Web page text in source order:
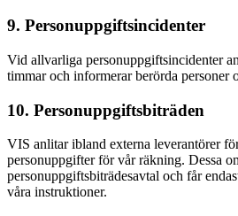
9. Personuppgiftsincidenter
Vid allvarliga personuppgiftsincidenter
timmar och informerar berörda personer
10. Personuppgiftsbiträden
VIS anlitar ibland externa leverantörer
personuppgifter för vår räkning. Dessa
personuppgiftsbiträdesavtal och får
våra instruktioner.